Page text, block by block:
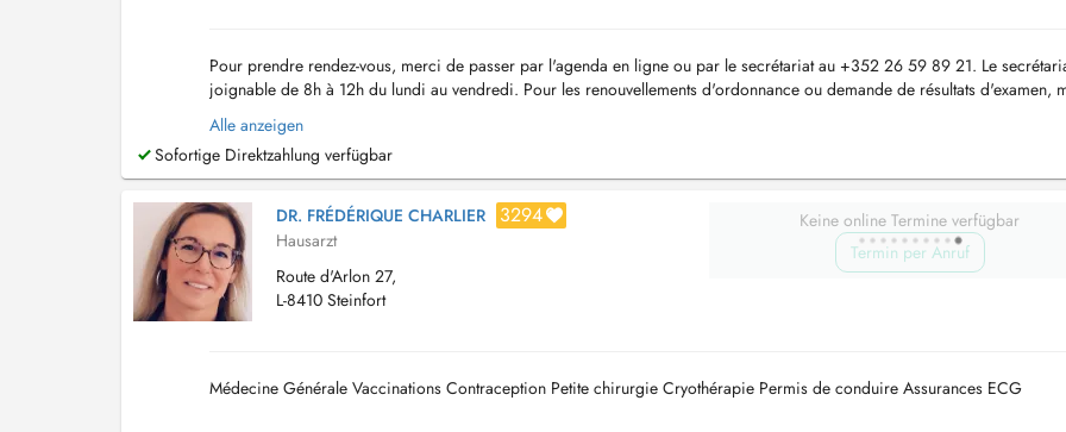
Pour prendre rendez-vous, merci de passer par l'agenda en ligne ou par le secrétariat au +352 26 59 89 21. Le
joignable de 8h à 12h du lundi au vendredi. Pour les renouvellements d'ordonnance ou demande de résultats d'examen,
de passer par l'e-mail suivant : sec.medical....
Alle anzeigen
Sofortige Direktzahlung verfügbar
DR. FRÉDÉRIQUE CHARLIER 3294
Hausarzt
Route d'Arlon 27,
L-8410 Steinfort
Keine online Termine verfügbar
Termin per Anruf
Médecine Générale Vaccinations Contraception Petite chirurgie Cryothérapie Permis de conduire Assurances ECG